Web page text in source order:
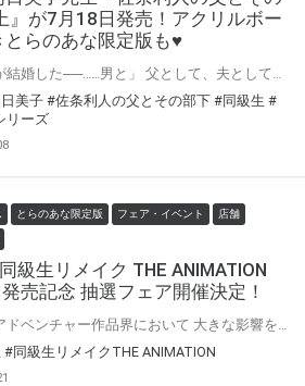
』が7月18日発売！アクリルボー
とらのあな限定版も♥
美子 #佐条利人の父とその部下 #同級生 #
リーズ
とらのあな限定版 フェア・イベント 店舗
級生リメイク THE ANIMATION
売記念 抽選フェア開催決定！
#同級生リメイクTHE ANIMATION